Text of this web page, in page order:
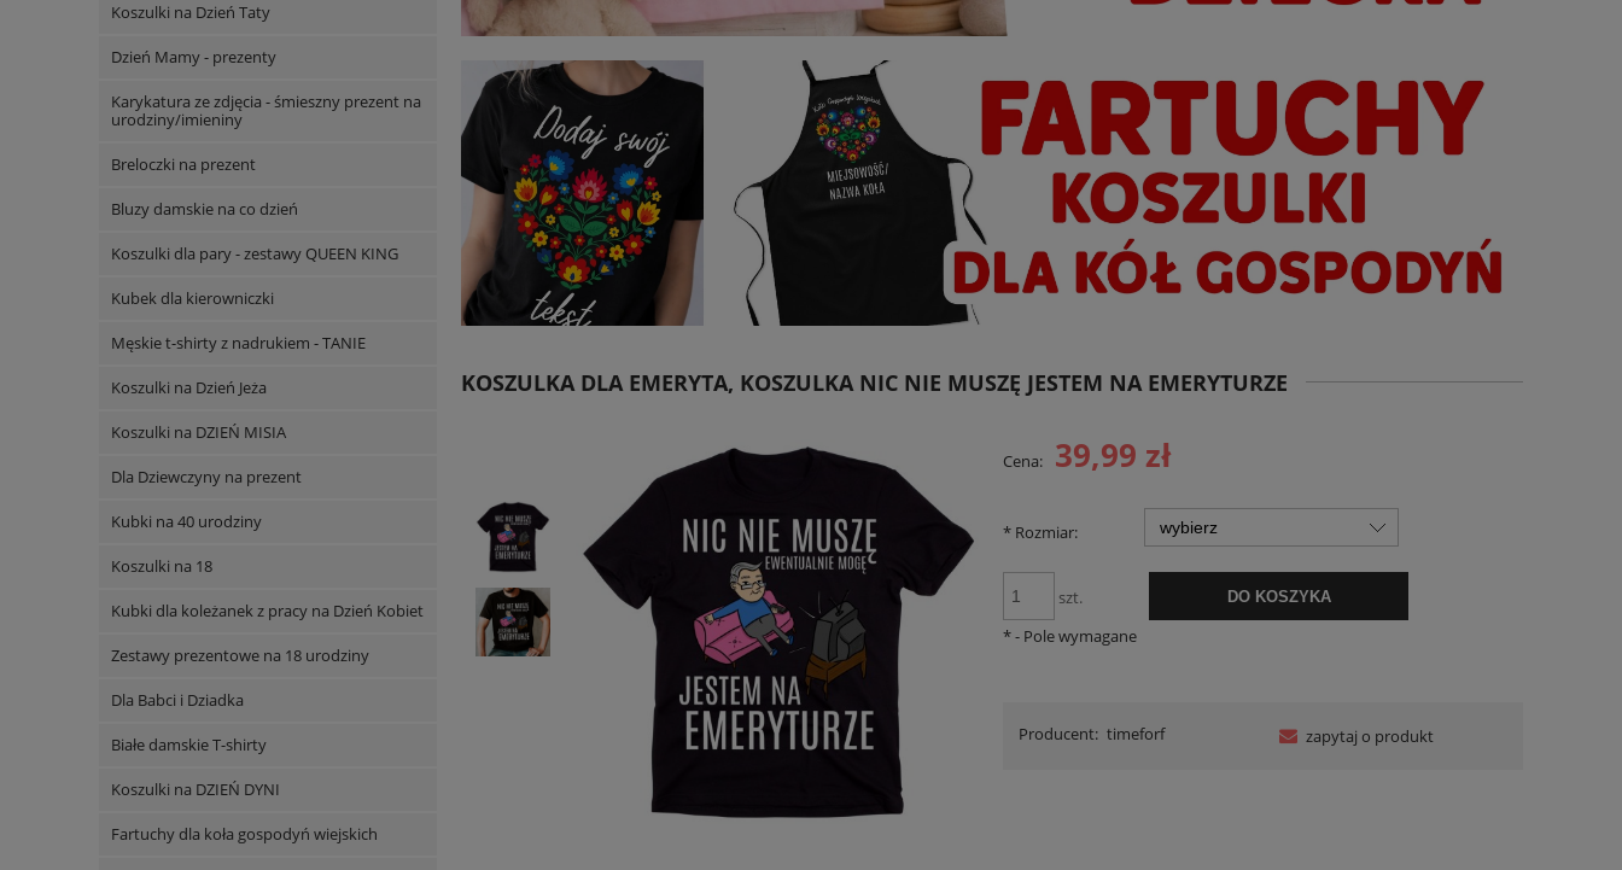
Koszulki na Dzień Taty
Dzień Mamy - prezenty
Karykatura ze zdjęcia - śmieszny prezent na
urodziny/imieniny
Breloczki na prezent
Bluzy damskie na co dzień
Koszulki dla pary - zestawy QUEEN KING
Kubek dla kierowniczki
Męskie t-shirty z nadrukiem - TANIE
Koszulki na Dzień Jeża
Koszulki na DZIEŃ MISIA
Dla Dziewczyny na prezent
Kubki na 40 urodziny
Koszulki na 18
Kubki dla koleżanek z pracy na Dzień Kobiet
Zestawy prezentowe na 18 urodziny
Dla Babci i Dziadka
Białe damskie T-shirty
Koszulki na DZIEŃ DYNI
Fartuchy dla koła gospodyń wiejskich
KOSZULKA DLA EMERYTA, KOSZULKA NIC NIE MUSZĘ JESTEM NA EMERYTURZE
Cena: 39,99 zł
* Rozmiar:
szt. DO KOSZYKA
*- Pole wymagane
Producent: timeforf zapytaj o produkt